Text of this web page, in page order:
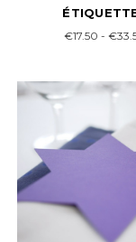
€17.50 -